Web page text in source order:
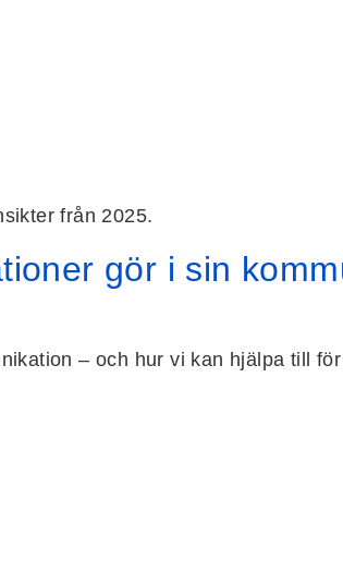
från 2025.
gör i sin
– och hur vi kan hjälpa till